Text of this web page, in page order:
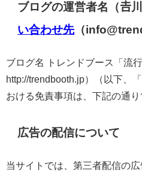
ブログの運営者名（𠮷
い合わせ先（
ブログ名 トレンドブース「流
http://trendbooth.jp）（以下、
おける免責事項は、下記の通り
広告の配信について
当サイトでは、第三者配信の